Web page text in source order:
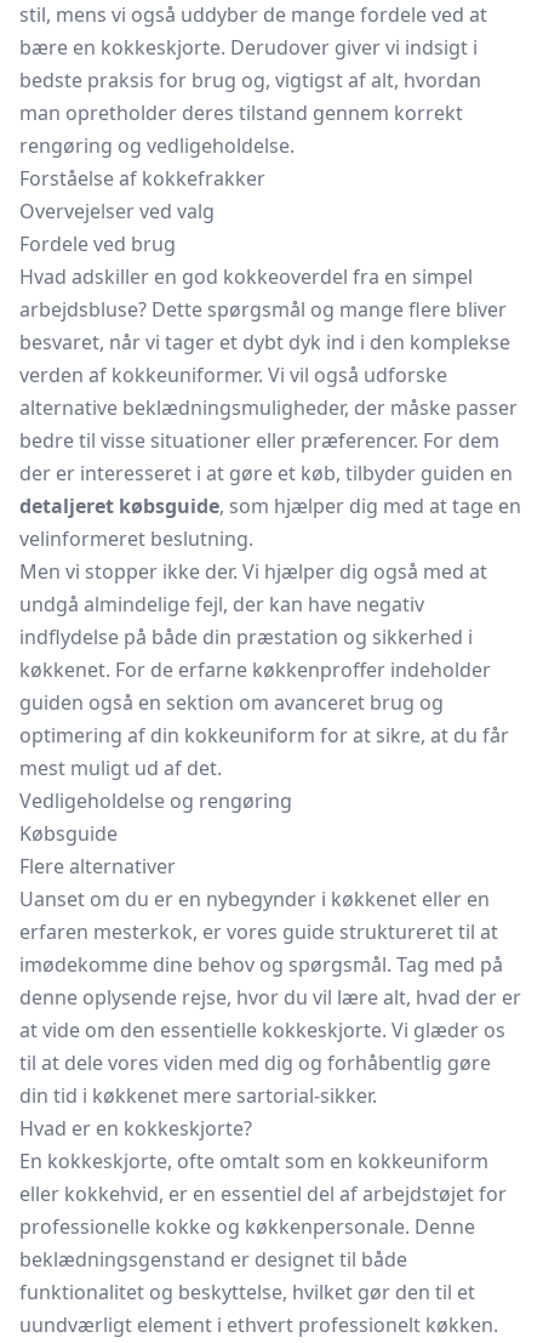
stil, mens vi også uddyber de mange fordele ved at
bære en kokkeskjorte. Derudover giver vi indsigt i
bedste praksis for brug og, vigtigst af alt, hvordan
man opretholder deres tilstand gennem korrekt
rengøring og vedligeholdelse.
Forståelse af kokkefrakker
Overvejelser ved valg
Fordele ved brug
Hvad adskiller en god kokkeoverdel fra en simpel
arbejdsbluse? Dette spørgsmål og mange flere bliver
besvaret, når vi tager et dybt dyk ind i den komplekse
verden af kokkeuniformer. Vi vil også udforske
alternative beklædningsmuligheder, der måske passer
bedre til visse situationer eller præferencer. For dem
der er interesseret i at gøre et køb, tilbyder guiden en
detaljeret købsguide, som hjælper dig med at tage en
velinformeret beslutning.
Men vi stopper ikke der. Vi hjælper dig også med at
undgå almindelige fejl, der kan have negativ
indflydelse på både din præstation og sikkerhed i
køkkenet. For de erfarne køkkenproffer indeholder
guiden også en sektion om avanceret brug og
optimering af din kokkeuniform for at sikre, at du får
mest muligt ud af det.
Vedligeholdelse og rengøring
Købsguide
Flere alternativer
Uanset om du er en nybegynder i køkkenet eller en
erfaren mesterkok, er vores guide struktureret til at
imødekomme dine behov og spørgsmål. Tag med på
denne oplysende rejse, hvor du vil lære alt, hvad der er
at vide om den essentielle kokkeskjorte. Vi glæder os
til at dele vores viden med dig og forhåbentlig gøre
din tid i køkkenet mere sartorial-sikker.
Hvad er en kokkeskjorte?
En kokkeskjorte, ofte omtalt som en kokkeuniform
eller kokkehvid, er en essentiel del af arbejdstøjet for
professionelle kokke og køkkenpersonale. Denne
beklædningsgenstand er designet til både
funktionalitet og beskyttelse, hvilket gør den til et
uundværligt element i ethvert professionelt køkken.